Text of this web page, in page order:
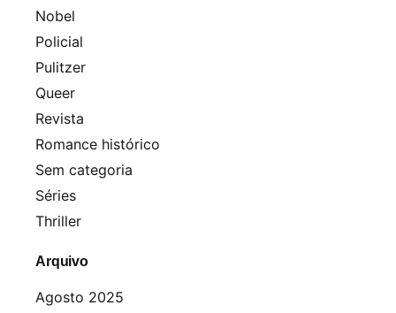
Nobel
Policial
Pulitzer
Queer
Revista
Romance histórico
Sem categoria
Séries
Thriller
Arquivo
Agosto 2025